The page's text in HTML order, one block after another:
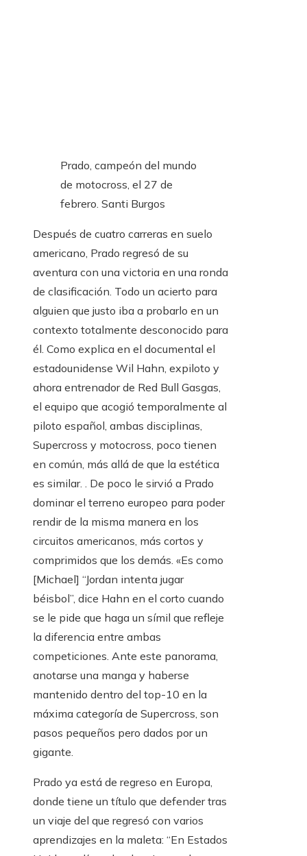
Prado, campeón del mundo
de motocross, el 27 de
febrero. Santi Burgos
Después de cuatro carreras en suelo
americano, Prado regresó de su
aventura con una victoria en una ronda
de clasificación. Todo un acierto para
alguien que justo iba a probarlo en un
contexto totalmente desconocido para
él. Como explica en el documental el
estadounidense Wil Hahn, expiloto y
ahora entrenador de Red Bull Gasgas,
el equipo que acogió temporalmente al
piloto español, ambas disciplinas,
Supercross y motocross, poco tienen
en común, más allá de que la estética
es similar. . De poco le sirvió a Prado
dominar el terreno europeo para poder
rendir de la misma manera en los
circuitos americanos, más cortos y
comprimidos que los demás. «Es como
[Michael] “Jordan intenta jugar
béisbol”, dice Hahn en el corto cuando
se le pide que haga un símil que refleje
la diferencia entre ambas
competiciones. Ante este panorama,
anotarse una manga y haberse
mantenido dentro del top-10 en la
máxima categoría de Supercross, son
pasos pequeños pero dados por un
gigante.
Prado ya está de regreso en Europa,
donde tiene un título que defender tras
un viaje del que regresó con varios
aprendizajes en la maleta: “En Estados